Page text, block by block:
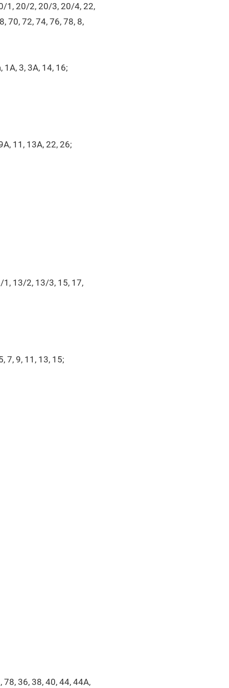
1, 20/2, 20/3, 20/4, 22,
70, 72, 74, 76, 78, 8,
1А, 3, 3А, 14, 16;
11, 13А, 22, 26;
1, 13/2, 13/3, 15, 17,
7, 9, 11, 13, 15;
78, 36, 38, 40, 44, 44А,